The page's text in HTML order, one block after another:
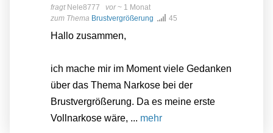
fragt Nele8777 vor~ 1 Monat
zum Thema Brustvergrößerung 45
Hallo zusammen,
ich mache mir im Moment viele Gedanken
über das Thema Narkose bei der
Brustvergrößerung. Da es meine erste
Vollnarkose wäre, ... mehr